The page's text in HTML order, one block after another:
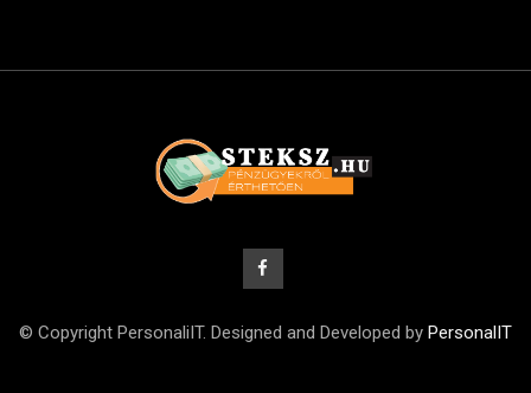
© Copyright PersonaliIT. Designed and Developed by PersonalIT